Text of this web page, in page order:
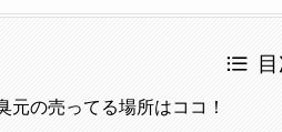
元の売ってる場所はココ！